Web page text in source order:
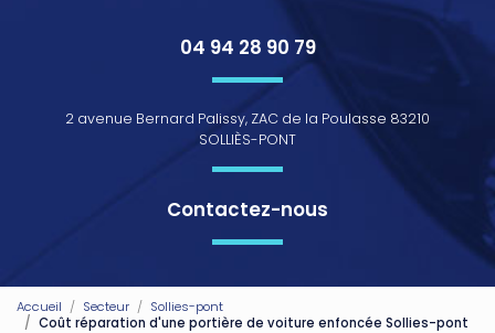
04 94 28 90 79
2 avenue Bernard Palissy, ZAC de la Poulasse 83210
SOLLIÈS-PONT
Contactez-nous
Accueil Secteur
Sollies-pont
Coût réparation d'une portière de voiture enfoncée Sollies-pont